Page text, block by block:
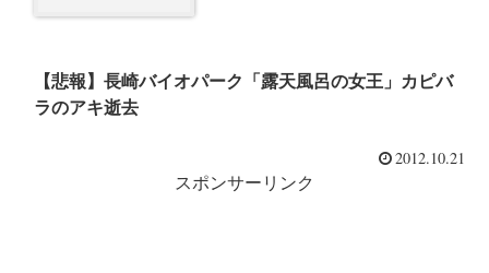
【悲報】長崎バイオパーク「露天風呂の女王」カピバ
ラのアキ逝去
2012.10.21
スポンサーリンク